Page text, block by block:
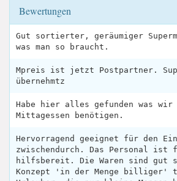
Bewertungen
Gut sortierter, geräumiger
was man so braucht.
Mpreis ist jetzt Postpartner.
übernehmtz
Habe hier alles gefunden was
Mittagessen benötigen.
Hervorragend geeignet für den
zwischendurch. Das Personal ist
hilfsbereit. Die Waren sind gut
Konzept 'in der Menge